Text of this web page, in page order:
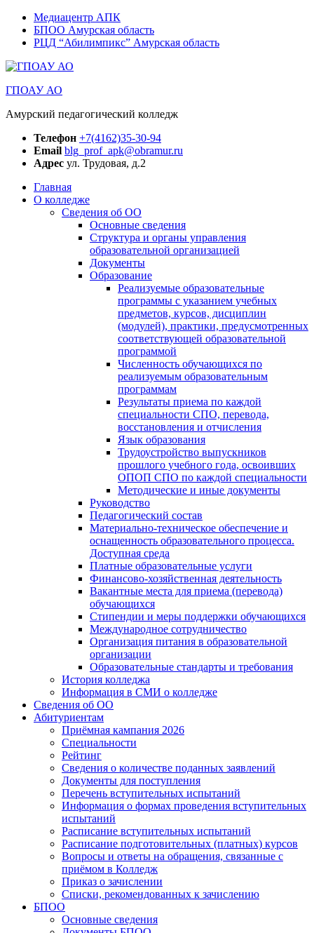
Медиацентр АПК
БПОО Амурская область
РЦД “Абилимпикс” Амурская область
ГПОАУ АО
Амурский педагогический колледж
Телефон +7(4162)35-30-94
Email blg_prof_apk@obramur.ru
Адрес ул. Трудовая, д.2
Главная
О колледже
Сведения об ОО
Основные сведения
Структура и органы управления
образовательной организацией
Документы
Образование
Реализуемые образовательные
программы с указанием учебных
предметов, курсов, дисциплин
(модулей), практики, предусмотренных
соответствующей образовательной
программой
Численность обучающихся по
реализуемым образовательным
программам
Результаты приема по каждой
специальности СПО, перевода,
восстановления и отчисления
Язык образования
Трудоустройство выпускников
прошлого учебного года, освоивших
ОПОП СПО по каждой специальности
Методические и иные документы
Руководство
Педагогический состав
Материально-техническое обеспечение и
оснащенность образовательного процесса.
Доступная среда
Платные образовательные услуги
Финансово-хозяйственная деятельность
Вакантные места для приема (перевода)
обучающихся
Стипендии и меры поддержки обучающихся
Международное сотрудничество
Организация питания в образовательной
организации
Образовательные стандарты и требования
История колледжа
Информация в СМИ о колледже
Сведения об ОО
Абитуриентам
Приёмная кампания 2026
Специальности
Рейтинг
Сведения о количестве поданных заявлений
Документы для поступления
Перечень вступительных испытаний
Информация о формах проведения вступительных
испытаний
Расписание вступительных испытаний
Расписание подготовительных (платных) курсов
Вопросы и ответы на обращения, связанные с
приёмом в Колледж
Приказ о зачислении
Списки, рекомендованных к зачислению
БПОО
Основные сведения